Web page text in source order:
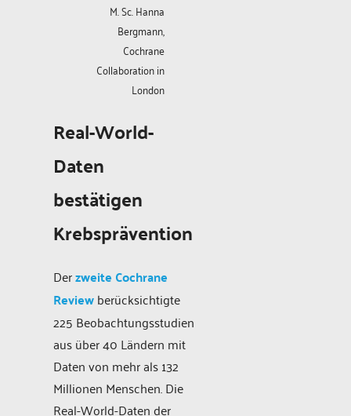
M. Sc. Hanna
Bergmann,
Cochrane
Collaboration in
London
Real-World-
Daten
bestätigen
Krebsprävention
Derzweite Cochrane
Reviewberücksichtigte
225 Beobachtungsstudien
aus über 40 Ländern mit
Daten von mehr als 132
Millionen Menschen. Die
Real-World-Daten der